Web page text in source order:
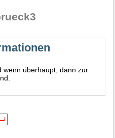
wenn überhaupt, dann zur